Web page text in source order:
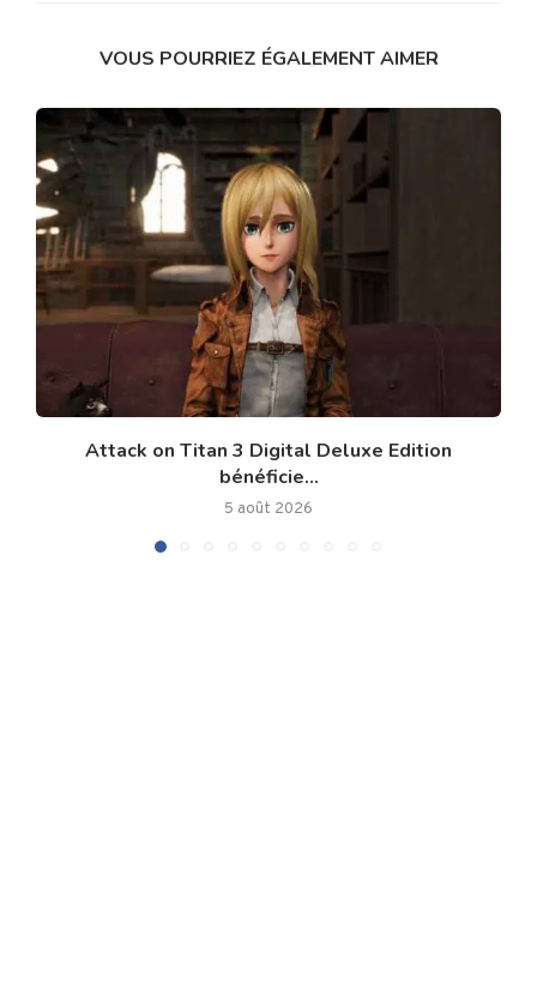
VOUS POURRIEZ ÉGALEMENT AIMER
Attack on Titan 3 Digital Deluxe Edition
bénéficie...
5 août 2026